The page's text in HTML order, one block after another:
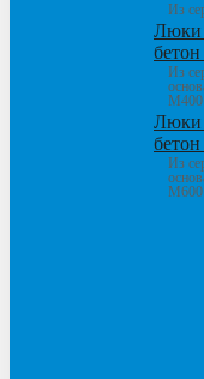
Из
Люки
Из
М400
Люки
Из
М600